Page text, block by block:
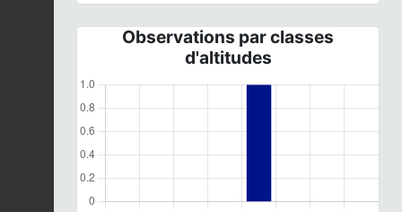
Observations par classes
d'altitudes